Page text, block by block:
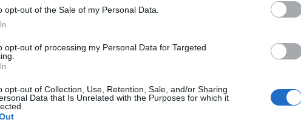
opt-out of the Sale of my Personal Data.
opt-out of processing my Personal Data for Targeted
opt-out of Collection, Use, Retention, Sale, and/or Sharing
Data that Is Unrelated with the Purposes for which it
Fot. Shutterstock
miejsce zajął Wrocław, gdzie zaszczepionych zostało 54 proc.